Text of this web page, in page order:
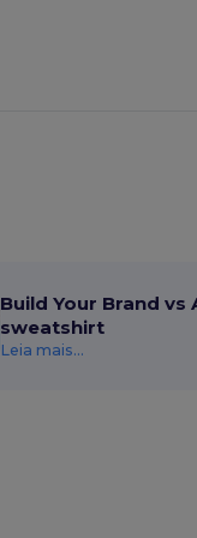
Build Your Brand vs
sweatshirt
Leia mais...